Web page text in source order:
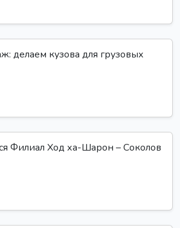
делаем кузова для грузовых
Филиал Ход ха-Шарон – Соколов